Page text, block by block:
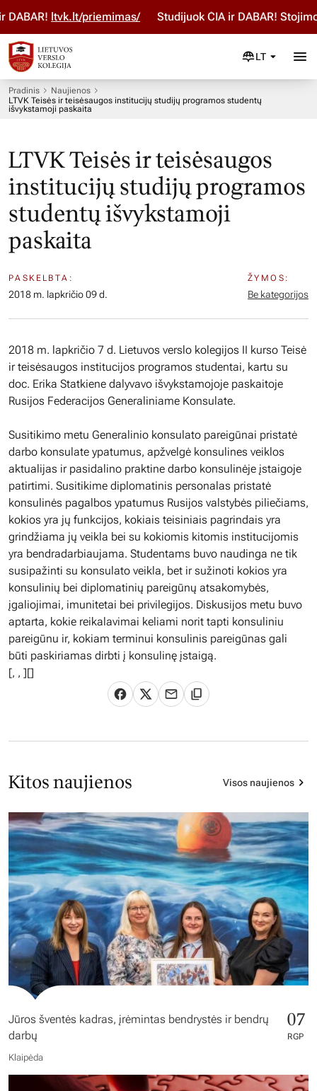
ltvk.lt/priemimas/ Studijuok ČIA ir DABAR! Stojimo
LT
Pradinis
Naujienos
LTVK Teisės ir teisėsaugos institucijų studijų programos studentų
išvykstamoji paskaita
LTVK Teisės ir teisėsaugos
institucijų studijų programos
studentų išvykstamoji
paskaita
PASKELBTA:
2018 m. lapkričio 09 d.
ŽYMOS:
Be kategorijos
2018 m. lapkričio 7 d. Lietuvos verslo kolegijos II kurso Teisė
ir teisėsaugos institucijos programos studentai, kartu su
doc. Erika Statkiene dalyvavo išvykstamojoje paskaitoje
Rusijos Federacijos Generaliniame Konsulate.
Susitikimo metu Generalinio konsulato pareigūnai pristatė
darbo konsulate ypatumus, apžvelgė konsulines veiklos
aktualijas ir pasidalino praktine darbo konsulinėje įstaigoje
patirtimi. Susitikime diplomatinis personalas pristatė
konsulinės pagalbos ypatumus Rusijos valstybės piliečiams,
kokios yra jų funkcijos, kokiais teisiniais pagrindais yra
grindžiama jų veikla bei su kokiomis kitomis institucijomis
yra bendradarbiaujama. Studentams buvo naudinga ne tik
susipažinti su konsulato veikla, bet ir sužinoti kokios yra
konsulinių bei diplomatinių pareigūnų atsakomybės,
įgaliojimai, imunitetai bei privilegijos. Diskusijos metu buvo
aptarta, kokie reikalavimai keliami norit tapti konsuliniu
pareigūnu ir, kokiam terminui konsulinis pareigūnas gali
būti paskiriamas dirbti į konsulinę įstaigą.
[, , ][]
Kitos naujienos Visos naujienos
Jūros šventės kadras, įrėmintas bendrystės ir bendrų
darbų
07
RGP
Klaipėda